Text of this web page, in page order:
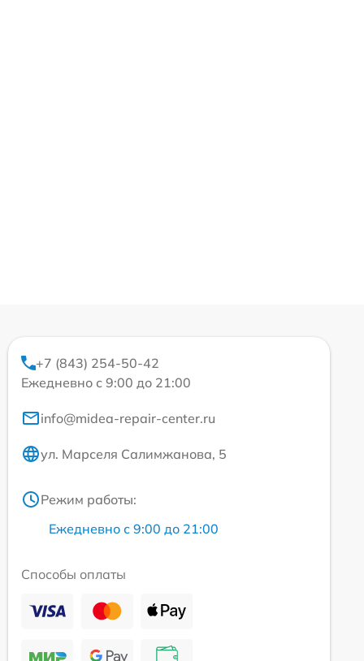
+7 (843) 254-50-42
Ежедневно с 9:00 до 21:00
info@midea-repair-center.ru
ул. Марселя Салимжанова, 5
Режим работы:
Ежедневно с 9:00 до 21:00
Способы оплаты